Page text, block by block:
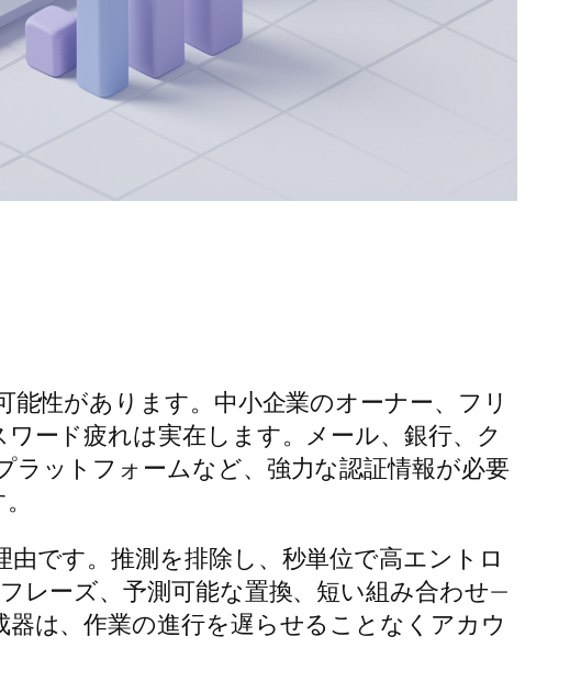
性があります。中小企業のオーナー、フリ
ード疲れは実在します。メール、銀行、ク
ットフォームなど、強力な認証情報が必要
です。推測を排除し、秒単位で高エントロ
レーズ、予測可能な置換、短い組み合わせ—
は、作業の進行を遅らせることなくアカウ